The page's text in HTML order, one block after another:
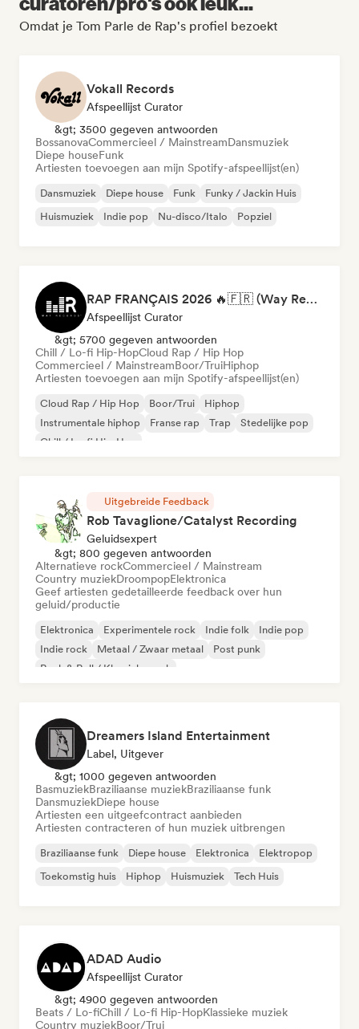
Omdat je Tom Parle de Rap's profiel bezoekt
Vokall Records
Afspeellijst Curator
&gt; 3500 gegeven antwoorden
BossanovaCommercieel / MainstreamDansmuziek
Diepe houseFunk
Artiesten toevoegen aan mijn Spotify-afspeellijst(en)
Dansmuziek Diepe house Funk
Funky / Jackin Huis
Huismuziek
Indie pop Nu-disco/Italo Popziel
RAP FRANÇAIS 2026 🔥🇫🇷 (Way Records)
Afspeellijst Curator
&gt; 5700 gegeven antwoorden
Chill / Lo-fi Hip-HopCloud Rap / Hip Hop
Commercieel / MainstreamBoor/TruiHiphop
Artiesten toevoegen aan mijn Spotify-afspeellijst(en)
Cloud Rap / Hip Hop Boor/Trui
Hiphop
Instrumentale hiphop
Franse rap Trap
Stedelijke pop
Chill / Lo-fi Hip-Hop
Uitgebreide Feedback
Rob Tavaglione/Catalyst Recording
Geluidsexpert
&gt; 800 gegeven antwoorden
Alternatieve rockCommercieel / Mainstream
Country muziekDroompopElektronica
Geef artiesten gedetailleerde feedback over hun
geluid/productie
Elektronica Experimentele rock Indie folk
Indie pop
Indie rock
Metaal / Zwaar metaal
Post punk
Rock & Roll / Klassieke rock
Dreamers Island Entertainment
Label, Uitgever
&gt; 1000 gegeven antwoorden
BasmuziekBraziliaanse muziekBraziliaanse funk
DansmuziekDiepe house
Artiesten een uitgeefcontract aanbieden
Artiesten contracteren of hun muziek uitbrengen
Braziliaanse funk Diepe house Elektronica
Elektropop
Toekomstig huis
Hiphop Huismuziek Tech Huis
ADAD Audio
Afspeellijst Curator
&gt; 4900 gegeven antwoorden
Beats / Lo-fiChill / Lo-fi Hip-HopKlassieke muziek
Country muziekBoor/Trui